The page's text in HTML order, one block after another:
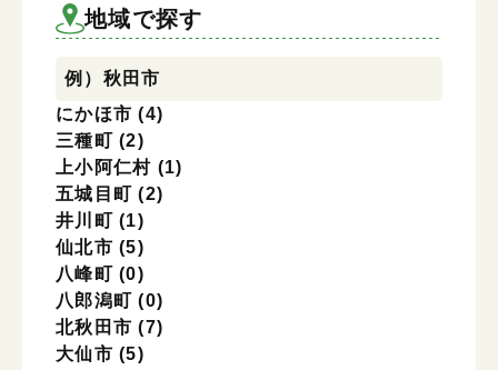
地域で探す
地域を選択
例）秋田市
にかほ市 (4)
三種町 (2)
上小阿仁村 (1)
五城目町 (2)
井川町 (1)
仙北市 (5)
八峰町 (0)
八郎潟町 (0)
北秋田市 (7)
大仙市 (5)